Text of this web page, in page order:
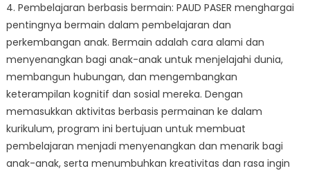
4. Pembelajaran berbasis bermain: PAUD PASER menghargai
pentingnya bermain dalam pembelajaran dan
perkembangan anak. Bermain adalah cara alami dan
menyenangkan bagi anak-anak untuk menjelajahi dunia,
membangun hubungan, dan mengembangkan
keterampilan kognitif dan sosial mereka. Dengan
memasukkan aktivitas berbasis permainan ke dalam
kurikulum, program ini bertujuan untuk membuat
pembelajaran menjadi menyenangkan dan menarik bagi
anak-anak, serta menumbuhkan kreativitas dan rasa ingin